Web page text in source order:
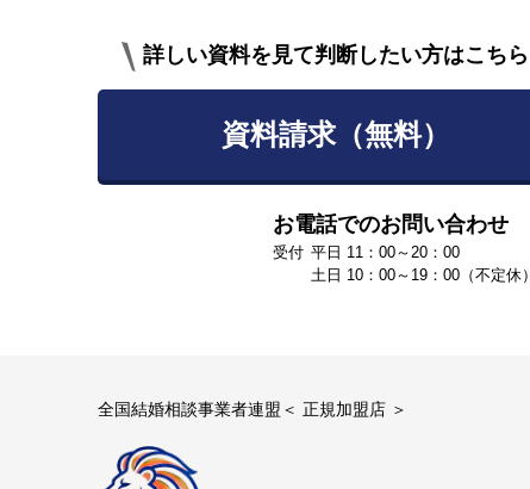
詳しい資料を見て判断したい方はこちら
資料請求（無料）
お電話でのお問い合わせ
平日 11：00～20：00
土日 10：00～19：00（不定休）
全国結婚相談事業者連盟＜ 正規加盟店 ＞